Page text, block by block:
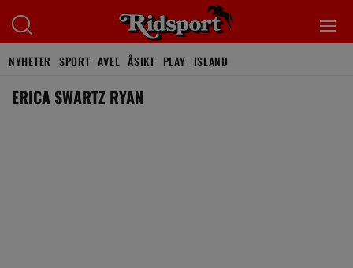
NYHETER SPORT AVEL ÅSIKT PLAY ISLAND
ERICA SWARTZ RYAN